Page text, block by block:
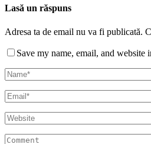
Lasă un răspuns
Adresa ta de email nu va fi publicată.
Save my name, email, and